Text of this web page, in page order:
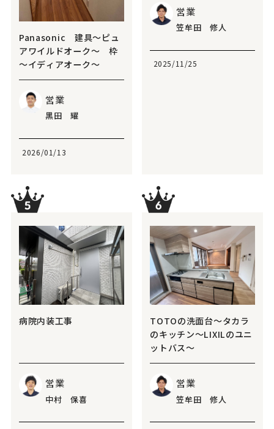
Panasonic 建具～ピュ
アワイルドオーク～ 枠
～イディアオーク～
営業
黑田 耀
2026/01/13
営業
笠牟田 修人
2025/11/25
病院内装工事
営業
中村 保喜
TOTOの洗面台～タカラ
のキッチン～LIXILのユニ
ットバス～
営業
笠牟田 修人